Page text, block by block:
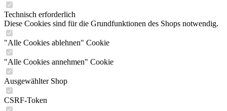
Technisch erforderlich
Diese Cookies sind für die Grundfunktionen des Shops notwendig.
"Alle Cookies ablehnen" Cookie
"Alle Cookies annehmen" Cookie
Ausgewählter Shop
CSRF-Token